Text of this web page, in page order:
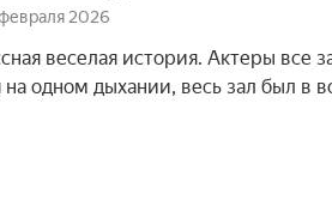
2026
веселая история. Актеры все
одном дыхании, весь зал был в